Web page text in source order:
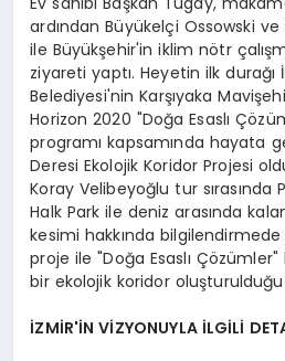
ardından Büyükelçi Ossowski
ile Büyükşehir'in iklim nötr
ziyareti yaptı. Heyetin ilk durağı
Belediyesi'nin Karşıyaka
Horizon 2020 "Doğa Esaslı
programı kapsamında hayata
Deresi Ekolojik Koridor Projesi
Koray Velibeyoğlu tur sırasında
Halk Park ile deniz arasında
kesimi hakkında
proje ile "Doğa Esaslı Çözümler"
bir ekolojik koridor oluşturulduğu
İZMİR'İN VİZYONUYLA İLGİLİ